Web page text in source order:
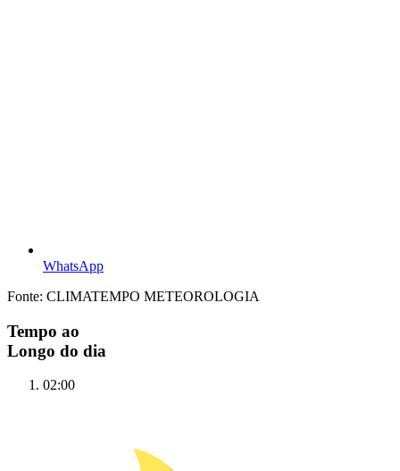
WhatsApp
Fonte: CLIMATEMPO METEOROLOGIA
Tempo ao
Longo do dia
02:00